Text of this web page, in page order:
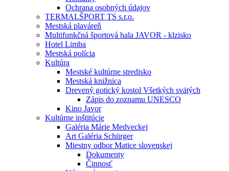
Ochrana osobných údajov
TERMALŠPORT TS s.r.o.
Mestská plaváreň
Multifunkčná športová hala JAVOR - klzisko
Hotel Limba
Mestská polícia
Kultúra
Mestské kultúrne stredisko
Mestská knižnica
Drevený gotický kostol Všetkých svätých
Zápis do zoznamu UNESCO
Kino Javor
Kultúrne inštitúcie
Galéria Márie Medveckej
Art Galéria Schürger
Miestny odbor Matice slovenskej
Dokumenty
Činnosť